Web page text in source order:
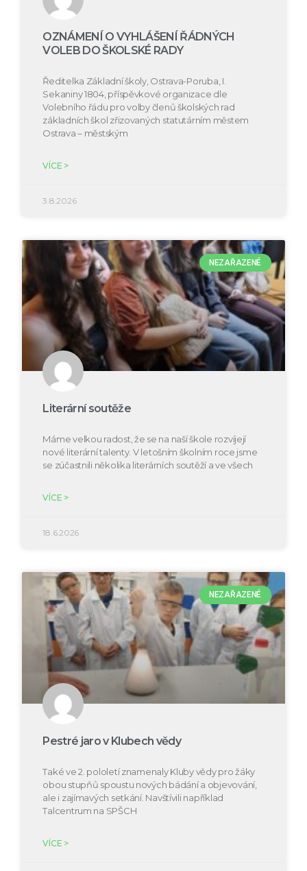
OZNÁMENÍ O VYHLÁŠENÍ ŘÁDNÝCH
VOLEB DO ŠKOLSKÉ RADY
Ředitelka Základní školy, Ostrava-Poruba, I.
Sekaniny 1804, příspěvkové organizace dle
Volebního řádu pro volby členů školských rad
základních škol zřizovaných statutárním městem
Ostrava – městským
VÍCE >
3.8.2026
NEZAŘAZENÉ
Literární soutěže
Máme velkou radost, že se na naší škole rozvíjejí
nové literární talenty. V letošním školním roce jsme
se zúčastnili několika literárních soutěží a ve všech
VÍCE >
18.6.2026
NEZAŘAZENÉ
Pestré jaro v Klubech vědy
Také ve 2. pololetí znamenaly Kluby vědy pro žáky
obou stupňů spoustu nových bádání a objevování,
ale i zajímavých setkání. Navštívili například
Talcentrum na SPŠCH
VÍCE >